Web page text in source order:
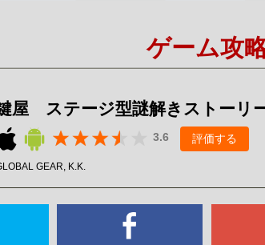
ゲーム攻
屋 ステージ型謎解きストーリ
3.6 評価する
GEAR, K.K.